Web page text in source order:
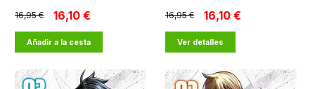
16,95 € 16,10 €
Añadir a la cesta
16,95 € 16,10 €
Ver detalles